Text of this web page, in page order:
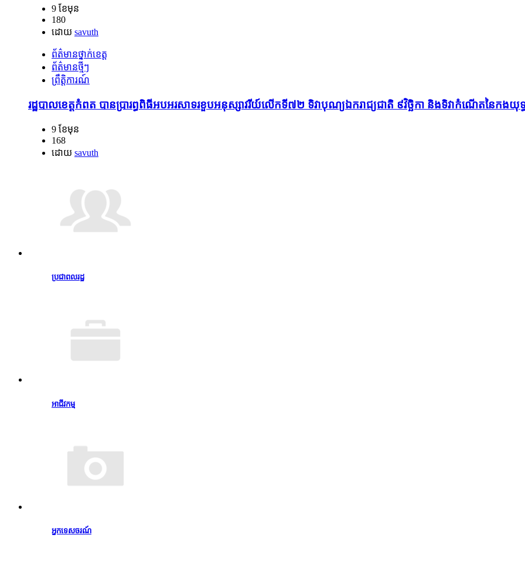
9 ខែមុន
180
ដោយ savuth
ព័ត៌មានថ្នាក់ខេត្ត
ព័ត៌មានថ្មីៗ
ព្រឹត្តិការណ៍
រដ្ឋបាលខេត្តកំពត បានប្រារព្ធពិធីអបអរសាទរខួបអនុស្សាវរីយ៍លើកទី៧២ ទិវាបុណ្យឯករាជ្យជាតិ ៩វិច្ឆិកា និងទិវាកំណើតនៃកង
9 ខែមុន
168
ដោយ savuth
ប្រជាពលរដ្ឋ
អាជីវកម្ម
អ្នកទេសចរណ៍